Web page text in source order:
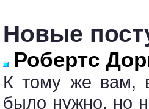
Новые
Робертс
К тому же вам,
было нужно, но